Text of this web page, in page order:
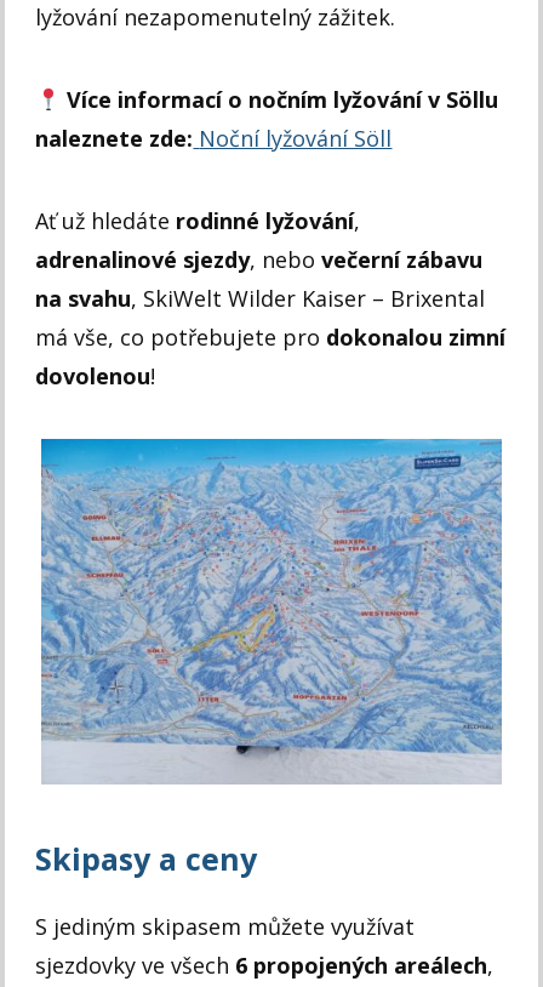
lyžování nezapomenutelný zážitek.
Více informací o nočním lyžování v Söllu
naleznete zde: Noční lyžování Söll
Ať už hledáte rodinné lyžování,
adrenalinové sjezdy, nebovečerní zábavu
na svahu, SkiWelt Wilder Kaiser – Brixental
má vše, co potřebujete pro dokonalou zimní
dovolenou!
Skipasy a ceny
S jediným skipasem můžete využívat
sjezdovky ve všech 6 propojených areálech,